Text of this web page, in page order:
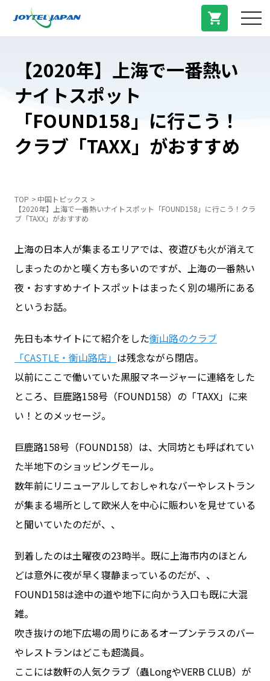
ログイン
WiFiレンタルプランお申し込み
料金プラン
プラン/商品
中国トピックス
法人登録
【2020年】上海で一番熱い
ナイトスポット
「FOUND158」に行こう！
クラブ「TAXX」がおすすめ
TOP
中国トピックス
【2020年】上海で一番熱いナイトスポット「FOUND158」に行こう！クラ
ブ「TAXX」がおすすめ
上海の日本人が集まるエリアでは、夜遊びも火が消えて
しまったのかと嘆く方も多いのですが、上海の一番熱い
夜・おすすめナイトスポットはまったく別の場所にある
というお話。
先日も本サイトにて紹介をした衡山路のクラブ
「CASTLE・衡山路店」 は残念ながら閉店。
以前にここで働いていた黒服マネージャーに連絡をした
ところ、巨鹿路158号（FOUND158）の「TAXX」に来
い！とのメッセージ。
巨鹿路158号（FOUND158）は、大同坊とも呼ばれてい
た半地下のショッピングモール。
数年前にリニューアルしておしゃれなバーやレストラン
が集まる場所として欧米人を中心に賑わいを見せている
と聞いていたのだが、、
到着したのは土曜夜の23時半。既に上海市内のほとん
どは意外に夜が早く寝静まっているのだが、、
FOUND158は途中の道や地下に向かう入口も既に大混
雑。
吹き抜けの地下広場の周りにあるオープンテラスのバー
やレストランはどこも超満員。
ここには数軒の人気クラブ（蟲LongやVERB CLUB）が